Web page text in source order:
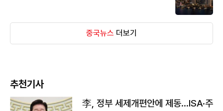
중국뉴스 더보기
추천기사
李, 정부 세제개편안에 제동…ISA·주